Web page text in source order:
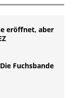
eröffnet, aber
Fuchsbande